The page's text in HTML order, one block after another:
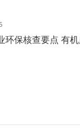
环保核查要点 有